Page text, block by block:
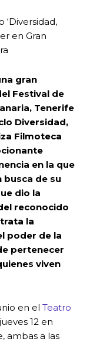
en Gran
gran
Festival de
Tenerife
Diversidad,
Filmoteca
en la que
busca de su
dio la
reconocido
la
poder de la
pertenecer
viven
en el Teatro
12 en
ambas a las